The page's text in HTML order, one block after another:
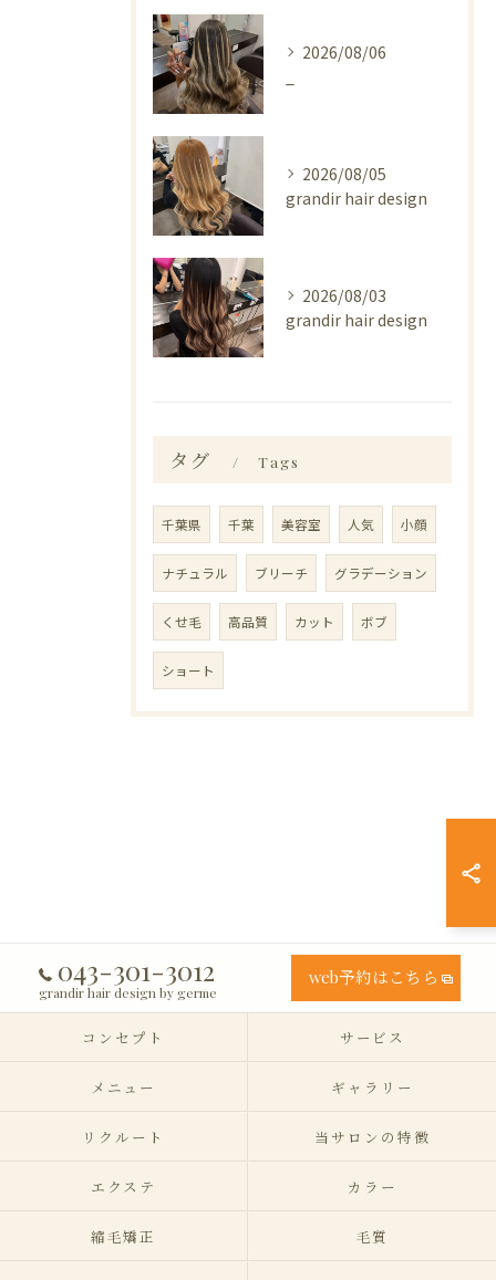
2026/08/06
2026/08/05
grandir hair design
2026/08/03
grandir hair design
タグ Tags
千葉県 千葉 美容室 人気 小顔
ナチュラル ブリーチ グラデーション
くせ毛 高品質 カット ボブ
ショート
043-301-3012
grandir hair design by germe
web予約はこちら
コンセプト サービス
メニュー ギャラリー
リクルート 当サロンの特徴
エクステ カラー
縮毛矯正 毛質